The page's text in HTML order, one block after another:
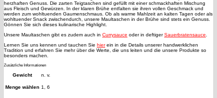
herzhaften Genuss. Die zarten Teigtaschen sind gefüllt mit einer schmackhaften Mischung
aus Fleisch und Gewürzen. In der klaren Brühe entfalten sie ihren vollen Geschmack und
werden zum wohltuenden Gaumenschmaus. Ob als warme Mahlzeit an kalten Tagen oder als
wohltuender Snack zwischendurch, unsere Maultaschen in der Brühe sind stets ein Genuss.
Gönnen Sie sich dieses kulinarische Highlight.
Unsere Maultaschen gibt es zudem auch in Currysauce oder in deftigerSauerbratensauce.
Lernen Sie uns kennen und tauchen Sie hierein in die Details unserer handwerklichen
Tradition und erfahren Sie mehr über die Werte, die uns leiten und die unsere Produkte so
besonders machen.
Zusätzliche Informationen
Gewicht n. v.
Menge wählen 1, 6